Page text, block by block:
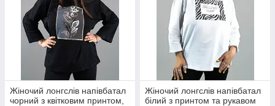
Жіночий лонгслів напівбатал
чорний з квітковим принтом,
Жіночий лонгслів напівбатал
білий з принтом та рукавом